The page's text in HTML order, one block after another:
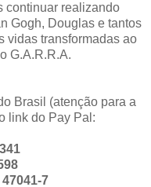
continuar realizando
Gogh, Douglas e tantos
vidas transformadas ao
G.A.R.R.A.
Brasil (atenção para a
link do Pay Pal:
7